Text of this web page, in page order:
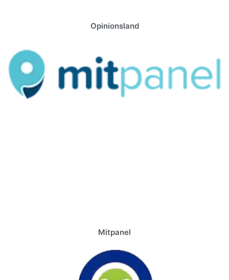
Opinionsland
Mitpanel